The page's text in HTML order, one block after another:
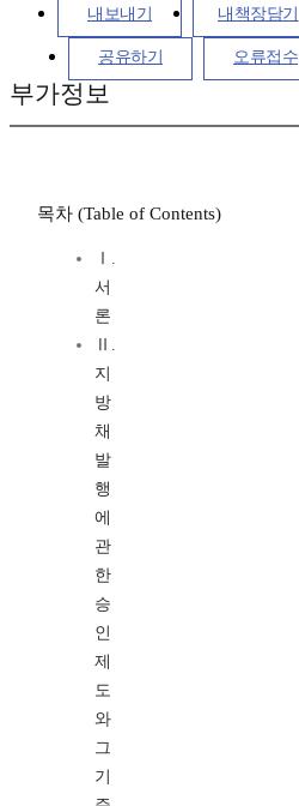
내보내기 내책장담기
공유하기 오류접수
부가정보
목차 (Table of Contents)
Ⅰ.
서
론
Ⅱ.
지
방
채
발
행
에
관
한
승
인
제
도
와
그
기